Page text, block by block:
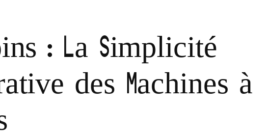
: La Simplicité
des Machines à